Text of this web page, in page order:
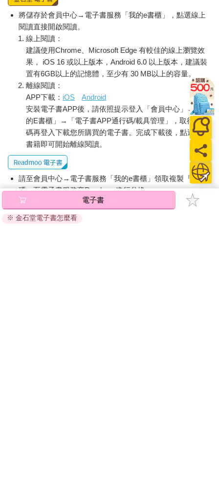
將儲存於會員中心→電子書服務「我的e書櫃」，點選線上
閱讀直接開啟閱讀。
線上閱讀：
建議使用Chrome、Microsoft Edge 有較佳的線上瀏覽效
果， iOS 16 或以上版本，Android 6.0 以上版本，建議裝
置有6GB以上的記憶體，至少有 30 MB以上的容量。
離線閱讀：
APP下載： iOS
Android
安裝電子書APP後，請依照提示登入「會員中心」→「我
的E書櫃」→「電子書APP通行碼/載具管理」，取得通行
碼再登入下載您所購買的電子書。完成下載後，點選任一
書籍即可開始離線閱讀。
請至會員中心→電子書服務「我的e書櫃」領取複製『兌換
碼』至電子書服務商Readmoo進行兌換。
退換貨須知：
因版權保護，您在金石堂所購買的電子書僅能以金石堂專屬
電子書
※ 金石堂電子書怎麼看